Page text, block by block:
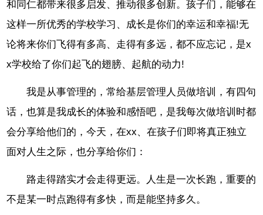
和同仁都带来很多启发、推动很多创新。孩子们，能够在
这样一所优秀的学校学习、成长是你们的幸运和幸福!无
论将来你们飞得有多高、走得有多远，都不应忘记，是x
x学校给了你们起飞的翅膀、起航的动力!
我是从事管理的，常给基层管理人员做培训，有四句
话，也算是我成长的体验和感悟吧，是我每次做培训时都
会分享给他们的，今天，在xx、在孩子们即将真正独立
面对人生之际，也分享给你们：
路走得踏实才会走得更远。人生是一次长跑，重要的
不是某一时点跑得有多快，而是能坚持多久。